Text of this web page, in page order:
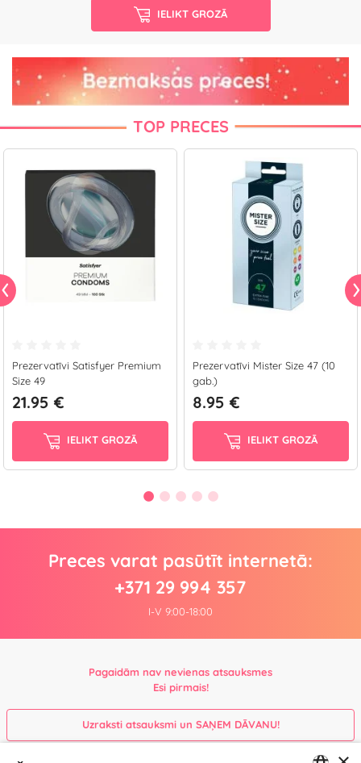
IELIKT GROZĀ
TOP PRECES
Prezervatīvi Satisfyer Premium
Size 49
21.95 €
IELIKT GROZĀ
Prezervatīvi Mister Size 47 (10
gab.)
8.95 €
IELIKT GROZĀ
Preces varat pasūtīt internetā:
+371 29 994 357
I-V 9:00-18:00
Pagaidām nav nevienas atsauksmes
Esi pirmais!
Uzraksti atsauksmi un SAŅEM DĀVANU!